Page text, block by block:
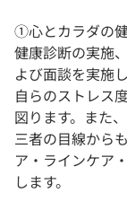
①心とカラダの
健康診断の実施
よび面談を実施
自らのストレス
図ります。また
三者の目線から
ア・ラインケア
します。